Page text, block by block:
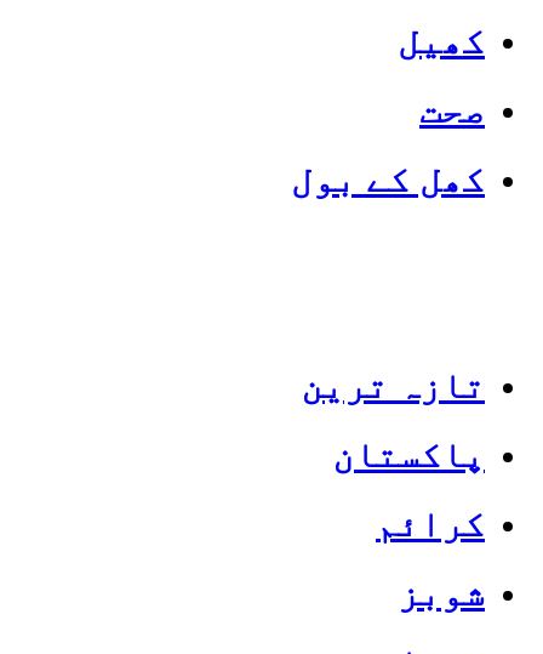
کھیل
صحت
کھل کے بول
تازہ ترین
پاکستان
کرائم
شوبز
Categories
Top News